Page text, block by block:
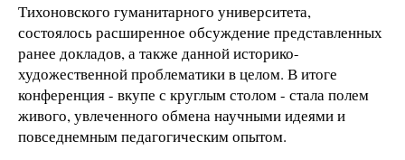
Тихоновского гуманитарного университета,
состоялось расширенное обсуждение представленных
ранее докладов, а также данной историко-
художественной проблематики в целом. В итоге
конференция - вкупе с круглым столом - стала полем
живого, увлеченного обмена научными идеями и
повседнемным педагогическим опытом.